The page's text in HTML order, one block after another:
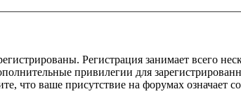
Регистрация занимает всего
привилегии для
что ваше присутствие на форумах означает